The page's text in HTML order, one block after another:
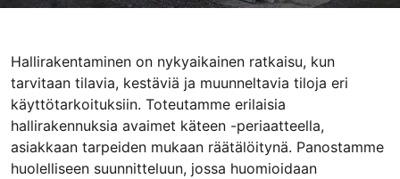
Hallirakentaminen on nykyaikainen ratkaisu, kun
tarvitaan tilavia, kestäviä ja muunneltavia tiloja eri
käyttötarkoituksiin. Toteutamme erilaisia
hallirakennuksia avaimet käteen -periaatteella,
asiakkaan tarpeiden mukaan räätälöitynä. Panostamme
huolelliseen suunnitteluun, jossa huomioidaan